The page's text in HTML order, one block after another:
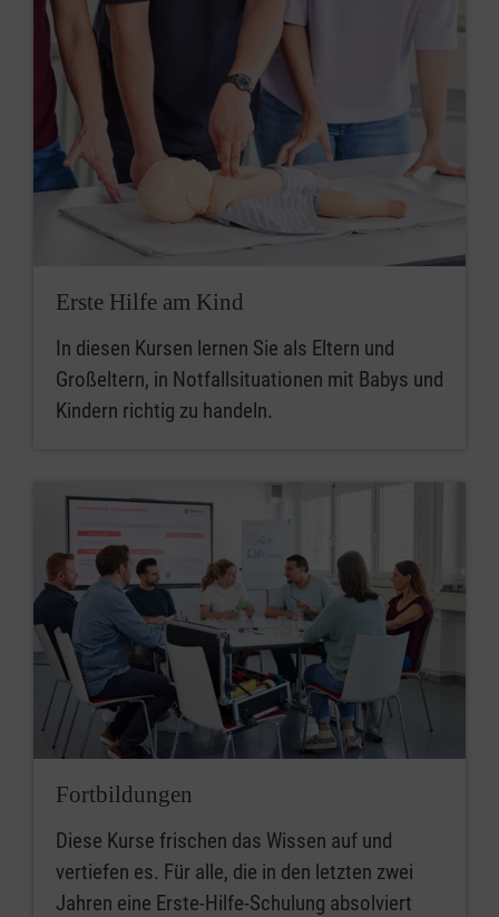
Erste Hilfe am Kind
In diesen Kursen lernen Sie als Eltern und
Großeltern, in Notfallsituationen mit Babys und
Kindern richtig zu handeln.
Fortbildungen
Diese Kurse frischen das Wissen auf und
vertiefen es. Für alle, die in den letzten zwei
Jahren eine Erste-Hilfe-Schulung absolviert